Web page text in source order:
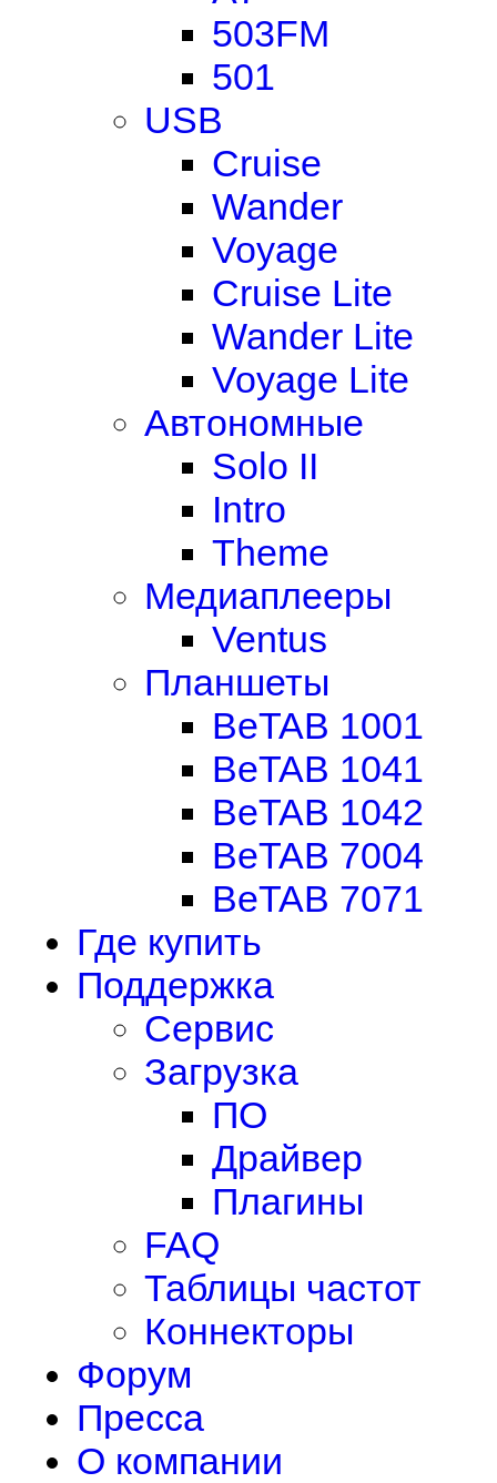
503FM
501
USB
Cruise
Wander
Voyage
Cruise Lite
Wander Lite
Voyage Lite
Автономные
Solo II
Intro
Theme
Медиаплееры
Ventus
Планшеты
BeTAB 1001
BeTAB 1041
BeTAB 1042
BeTAB 7004
BeTAB 7071
Где купить
Поддержка
Сервис
Загрузка
ПО
Драйвер
Плагины
FAQ
Таблицы частот
Коннекторы
Форум
Пресса
О компании